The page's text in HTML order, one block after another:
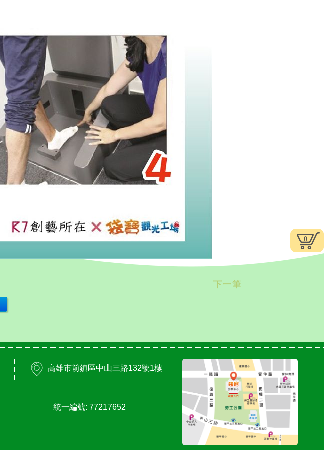
0
下一筆
高雄市前鎮區中山三路132號1樓
統一編號: 77217652